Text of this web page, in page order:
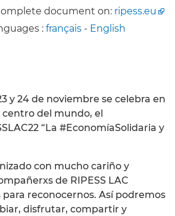
document on: ripess.eu
: français - English
y 24 de noviembre se celebra en
centro del mundo, el
“La #EconomíaSolidaria y
con mucho cariño y
de RIPESS LAC
reconocernos. Así podremos
disfrutar, compartir y